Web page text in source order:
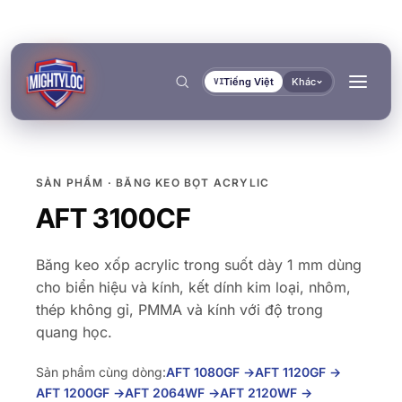
VITiếng Việt Khác
DÁN KẾT & ĐÓNG RẮN BÍT KÍN & KHÓA CHẶT
XÂY DỰNG & GIA CÔNG VẬN TẢI & HÀNG HẢI
TÀI LIỆU CÔNG CỤ
Tìm kiếm
SẢN PHẨM · BĂNG KEO BỌT ACRYLIC
AFT 3100CF
Băng keo xốp acrylic trong suốt dày 1 mm dùng
cho biển hiệu và kính, kết dính kim loại, nhôm,
thép không gỉ, PMMA và kính với độ trong
quang học.
Sản phẩm cùng dòng:AFT 1080GF →AFT 1120GF →
AFT 1200GF →AFT 2064WF →AFT 2120WF →